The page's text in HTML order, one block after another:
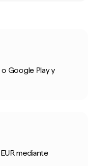
Google Play y
mediante